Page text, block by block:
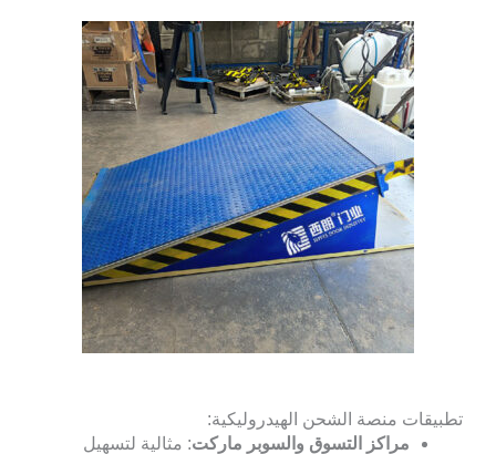
منصة الشحن الهيدروليكية:
مراكز التسوق والسوبر ماركت : مثالية لتسهيل